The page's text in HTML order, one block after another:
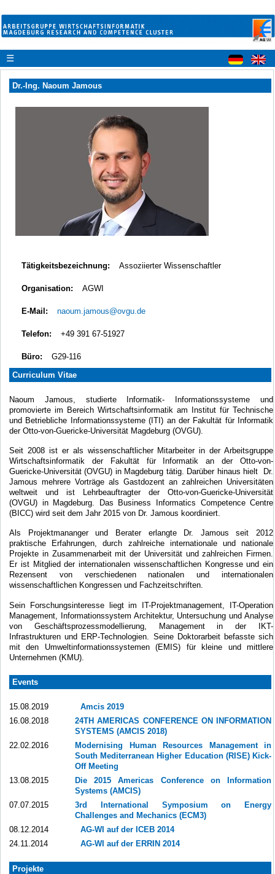
☰
Dr.-Ing. Naoum Jamous
Tätigkeitsbezeichnung: Assoziierter Wissenschaftler
Organisation: AGWI
E-Mail: naoum.jamous@ovgu.de
Telefon: +49 391 67-51927
Büro:
G29-116
Curriculum Vitae
Naoum Jamous studierte Informatik- Informationssysteme
und
promovierte im Bereich Wirtschaftsinformatik am Institut für Technische
und Betriebliche Informationssysteme (ITI) an der Fakultät für Informatik
der Otto-von-Guericke-Universität Magdeburg (OVGU).
Seit 2008 ist er als wissenschaftlicher Mitarbeiter in der Arbeitsgruppe
Wirtschaftsinformatik der Fakultät für Informatik an der
Otto-von-
Guericke-Universität(OVGU) in Magdeburg tätig. Darüber hinaus hielt Dr.
Jamous mehrere Vorträge als Gastdozent an zahlreichen Universitäten
weltweit
und ist Lehrbeauftragter der Otto-von-Guericke-Universität
(OVGU) in Magdeburg.
Das Business Informatics Competence Centre
(BICC) wird seit dem Jahr 2015 von Dr. Jamous koordiniert.
Als Projektmananger und Berater erlangte Dr. Jamous seit 2012
praktische Erfahrungen, durch zahlreiche internationale und nationale
Projekte in Zusammenarbeit mit der Universität und zahlreichen Firmen.
Er ist Mitglied der internationalen wissenschaftlichen Kongresse und ein
Rezensent
von
verschiedenen nationalen und internationalen
wissenschaftlichen Kongressen und Fachzeitschriften.
Sein Forschungsinteresse liegt im IT-Projektmanagement
IT-Operation
Management,
Informationssystem Architektur, Untersuchung und Analyse
von
Geschäftsprozessmodellierung, Managementin der IKT-
Infrastrukturen und ERP-Technologien. Seine Doktorarbeit befasste sich
mit den
Umweltinformationssystemen (EMIS) für kleine und
mittlere
Unternehmen (KMU).
Events
15.08.2019
Amcis 2019
16.08.2018
24TH AMERICAS CONFERENCE ON INFORMATION
SYSTEMS (AMCIS 2018)
22.02.2016
Modernising Human Resources Management in
South Mediterranean Higher Education (RISE) Kick-
Off Meeting
13.08.2015
Die 2015 Americas Conference on Information
Systems (AMCIS)
07.07.2015
3rd International Symposium on Energy
Challenges and Mechanics (ECM3)
08.12.2014
AG-WI auf der ICEB 2014
24.11.2014
AG-WI auf der ERRIN 2014
Projekte